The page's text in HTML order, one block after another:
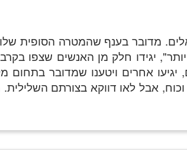
מדובר בענף שהמטרה הסופית
יגידו חלק מן האנשים שצפו בקרב
יגיעו אחרים ויטענו שמדובר בתחום
אבל לאו דווקא בצורתם